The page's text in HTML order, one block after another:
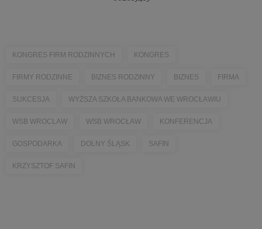
KONGRES FIRM RODZINNYCH KONGRES
FIRMY RODZINNE BIZNES RODZINNY BIZNES FIRMA
SUKCESJA WYŻSZA SZKOŁA BANKOWA WE WROCŁAWIU
WSB WROCLAW WSB WROCŁAW KONFERENCJA
GOSPODARKA DOLNY ŚLĄSK SAFIN
KRZYSZTOF SAFIN